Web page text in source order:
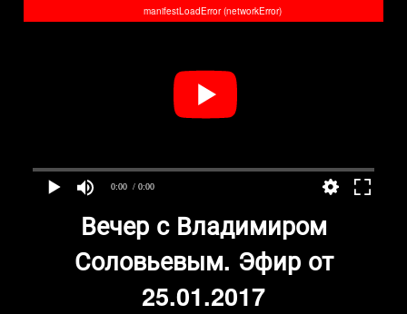
0:00 / 0:00
manifestLoadError (networkError)
Вечер с Владимиром
Соловьевым. Эфир от
25.01.2017